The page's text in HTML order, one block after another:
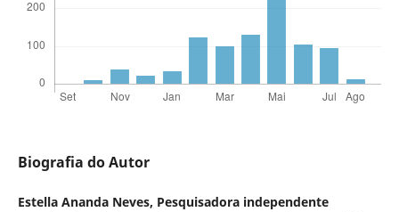
Biografia do Autor
Estella Ananda Neves, Pesquisadora independente